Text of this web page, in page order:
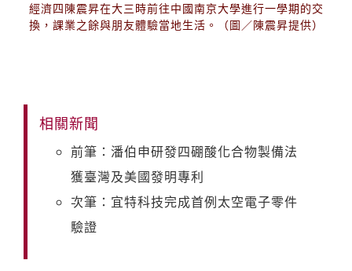
經濟四陳震昇在大三時前往中國南京大學進行一學期的交
換，課業之餘與朋友體驗當地生活。（圖／陳震昇提供）
相關新聞
前筆：潘伯申研發四硼酸化合物製備法
獲臺灣及美國發明專利
次筆：宜特科技完成首例太空電子零件
驗證